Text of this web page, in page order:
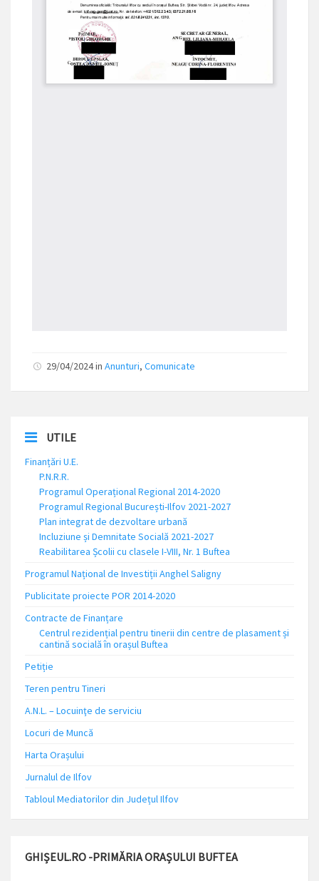
29/04/2024 in Anunturi, Comunicate
UTILE
Finanțări U.E.
P.N.R.R.
Programul Operațional Regional 2014-2020
Programul Regional București-Ilfov 2021-2027
Plan integrat de dezvoltare urbană
Incluziune și Demnitate Socială 2021-2027
Reabilitarea Școlii cu clasele I-VIII, Nr. 1 Buftea
Programul Național de Investiții Anghel Saligny
Publicitate proiecte POR 2014-2020
Contracte de Finanțare
Centrul rezidențial pentru tinerii din centre de plasament și
cantină socială în orașul Buftea
Petiție
Teren pentru Tineri
A.N.L. – Locuinţe de serviciu
Locuri de Muncă
Harta Orașului
Jurnalul de Ilfov
Tabloul Mediatorilor din Județul Ilfov
GHIȘEUL.RO -PRIMĂRIA ORAȘULUI BUFTEA